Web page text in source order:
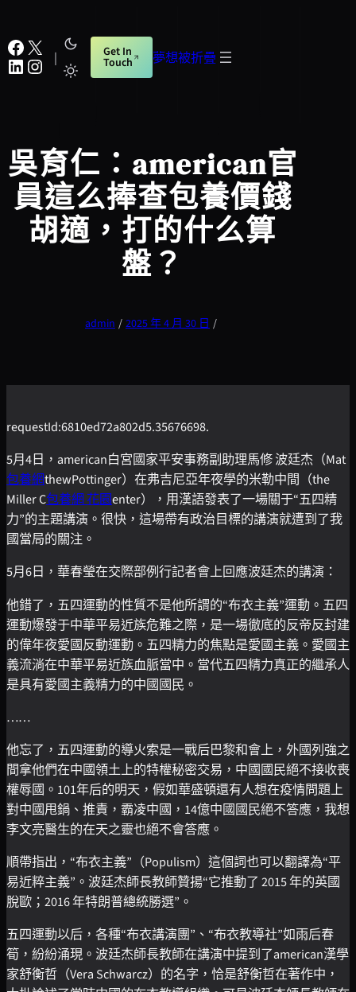
至
主
要
夢想被折疊
Facebook X
LinkedIn Instagram | Get In
Touch
吳育仁：american官
員這么捧查包養價錢
胡適，打的什么算
盤？
admin / 2025 年 4 月 30 日 /
requestId:6810ed72a802d5.35676698.
5月4日，american白宮國家平安事務副助理馬修 波廷杰（Mat
包養網thewPottinger）在弗吉尼亞年夜學的米勒中間（the
Miller C包養網 花園enter），用漢語發表了一場關于“五四精
力”的主題講演。很快，這場帶有政治目標的講演就遭到了我
國當局的關注。
5月6日，華春瑩在交際部例行記者會上回應波廷杰的講演：
他錯了，五四運動的性質不是他所謂的“布衣主義”運動。五四
運動爆發于中華平易近族危難之際，是一場徹底的反帝反封建
的偉年夜愛國反動運動。五四精力的焦點是愛國主義。愛國主
義流淌在中華平易近族血脈當中。當代五四精力真正的繼承人
是具有愛國主義精力的中國國民。
……
他忘了，五四運動的導火索是一戰后巴黎和會上，外國列強之
間拿他們在中國領土上的特權秘密交易，中國國民絕不接收喪
權辱國。101年后的明天，假如華盛頓還有人想在疫情問題上
對中國甩鍋、推責，霸凌中國，14億中國國民絕不答應，我想
李文亮醫生的在天之靈也絕不會答應。
順帶指出，“布衣主義”（Populism）這個詞也可以翻譯為“平
易近粹主義”。波廷杰師長教師贊揚“它推動了 2015 年的英國
脫歐；2016 年特朗普總統勝選”。
五四運動以后，各種“布衣講演團”、“布衣教導社”如雨后春
筍，紛紛涌現。波廷杰師長教師在講演中提到了american漢學
家舒衡哲（Vera Schwarcz）的名字，恰是舒衡哲在著作中，